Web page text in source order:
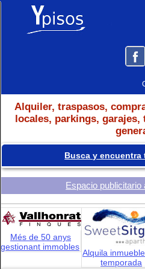
Alquiler, traspasos,
locales, parkings,
Busca y encuentra
Espacio publicitario
Més de 50 anys
gestionant immobles
Alquila
temporada